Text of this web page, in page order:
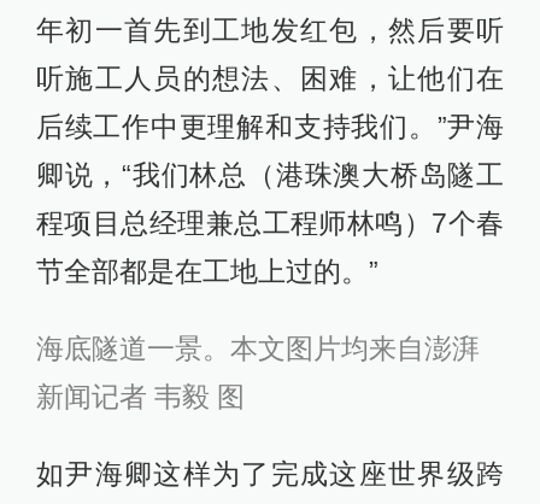
年初一首先到工地发红包，然后要听
听施工人员的想法、困难，让他们在
后续工作中更理解和支持我们。”尹海
卿说，“我们林总（港珠澳大桥岛隧工
程项目总经理兼总工程师林鸣）7个春
节全部都是在工地上过的。”
海底隧道一景。本文图片均来自澎湃
新闻记者 韦毅 图
如尹海卿这样为了完成这座世界级跨